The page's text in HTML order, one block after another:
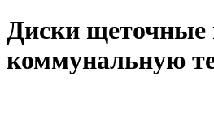
Диски щеточные
коммунальную